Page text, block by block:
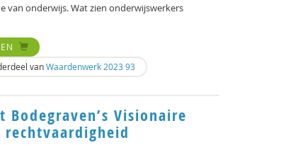
onderwijs. Wat zien onderwijswerkers
vanWaardenwerk 2023 93
Bodegraven’s Visionaire